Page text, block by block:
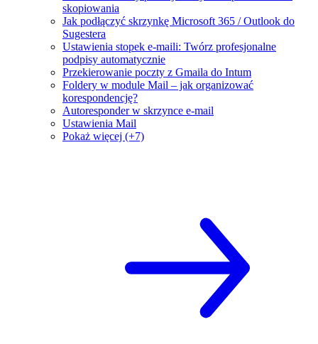
skopiowania
Jak podłączyć skrzynkę Microsoft 365 / Outlook do
Sugestera
Ustawienia stopek e-maili: Twórz profesjonalne
podpisy automatycznie
Przekierowanie poczty z Gmaila do Intum
Foldery w module Mail – jak organizować
korespondencję?
Autoresponder w skrzynce e-mail
Ustawienia Mail
Pokaż więcej (+7)